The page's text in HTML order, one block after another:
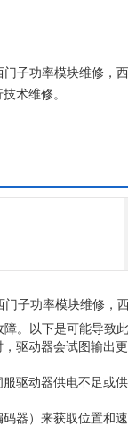
子功率模块维修
术维修。
门子功率模块维修，
。以下是可能导致
驱动器会试图输出
驱动器供电不足或
器）来获取位置和